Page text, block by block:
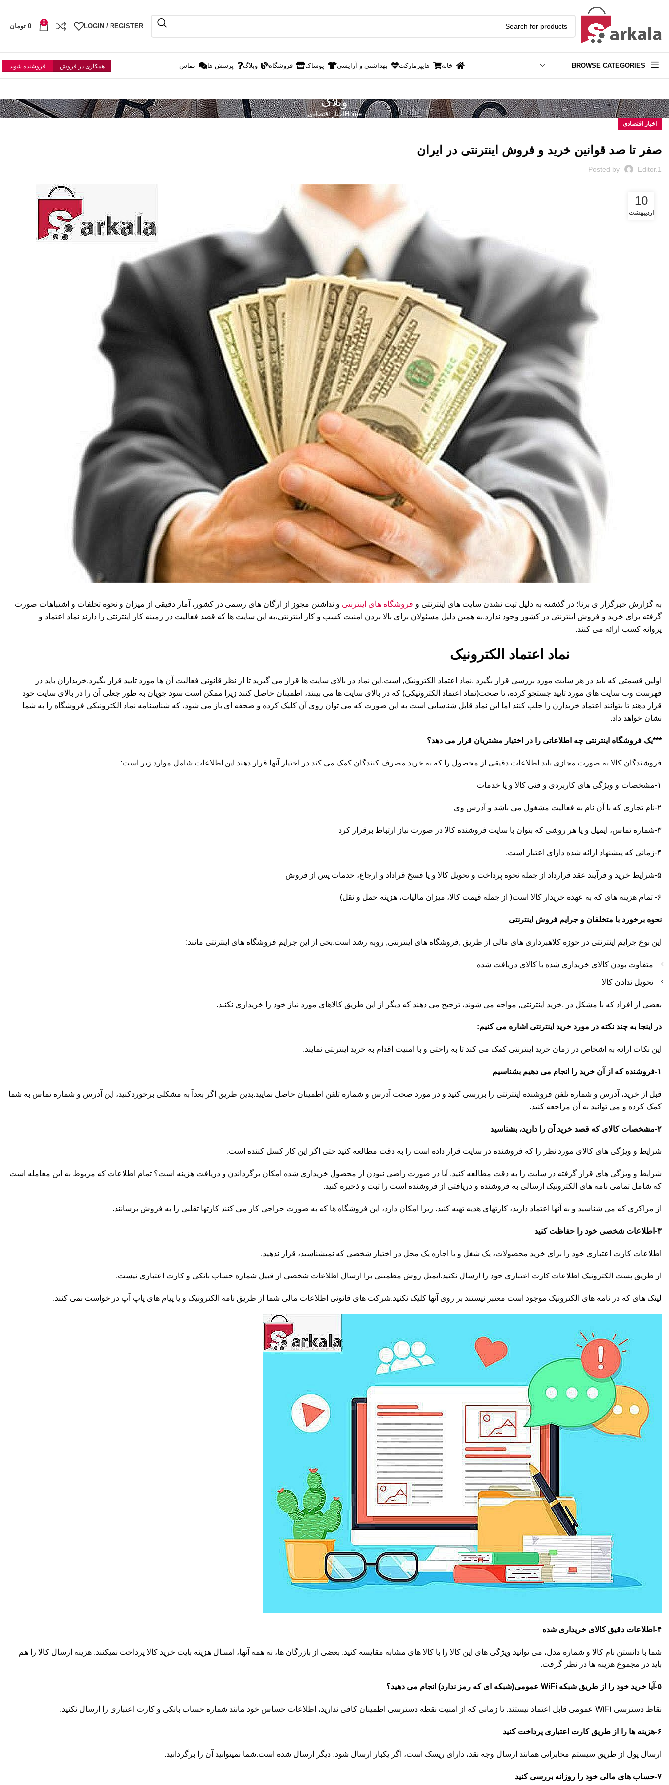
LOGIN / REGISTER
0
0 تومان
BROWSE CATEGORIES خانه هایپرمارکت بهداشتی و آرایشی پوشاک فروشگاه وبلاگ پرسش ها تماس همکاری در فروش فروشنده شوید
وبلاگ
Homeاخبار اقتصادی
اخبار اقتصادی
صفر تا صد قوانین خرید و فروش اینترنتی در ایران
Posted by Editor.1
10
اردیبهشت
به گزارش خبرگزار ی برنا؛ در گذشته به دلیل ثبت نشدن سایت های اینترنتی و فروشگاه های اینترنتی و نداشتن مجوز از ارگان های رسمی در کشور، آمار دقیقی از میزان و نحوه تخلفات و اشتباهات صورت
گرفته برای خرید و فروش اینترنتی در کشور وجود ندارد.به همین دلیل مسئولان برای بالا بردن امنیت کسب و کار اینترنتی،به این سایت ها که قصد فعالیت در زمینه کار اینترنتی را دارند نماد اعتماد و
پروانه کسب ارائه می کنند.
نماد اعتماد الکترونیک
اولین قسمتی که باید در هر سایت مورد بررسی قرار بگیرد ,نماد اعتماد الکترونیک, است.این نماد در بالای سایت ها قرار می گیرید تا از نظر قانونی فعالیت آن ها مورد تایید قرار بگیرد.خریداران باید در
فهرست وب سایت های مورد تایید جستجو کرده، تا صحت(نماد اعتماد الکترونیکی) که در بالای سایت ها می بینند، اطمینان حاصل کنند زیرا ممکن است سود جویان به طور جعلی آن را در بالای سایت خود
قرار دهند تا بتوانند اعتماد خریدارن را جلب کنند اما این نماد قابل شناسایی است به این صورت که می توان روی آن کلیک کرده و صحفه ای باز می شود، که شناسنامه نماد الکترونیکی فروشگاه را به شما
نشان خواهد داد.
***یک فروشگاه اینترنتی چه اطلاعاتی را در اختیار مشتریان قرار می دهد؟
فروشندگان کالا به صورت مجازی باید اطلاعات دقیقی از محصول را که به خرید مصرف کنندگان کمک می کند در اختیار آنها قرار دهند.این اطلاعات شامل موارد زیر است:
۱-مشخصات و ویژگی های کاربردی و فنی کالا و یا خدمات
۲-نام تجاری که با آن نام به فعالیت مشغول می باشد و آدرس وی
۳-شماره تماس، ایمیل و یا هر روشی که بتوان با سایت فروشنده کالا در صورت نیاز ارتباط برقرار کرد
۴-زمانی که پیشنهاد ارائه شده دارای اعتبار است.
۵-شرایط خرید و فرآیند عقد قرارداد از جمله نحوه پرداخت و تحویل کالا و یا فسخ قراداد و ارجاع، خدمات پس از فروش
۶- تمام هزینه های که به عهده خریدار کالا است( از جمله قیمت کالا، میزان مالیات، هزینه حمل و نقل)
نحوه برخورد با متخلفان و جرایم فروش اینترنتی
این نوع جرایم اینترنتی در حوزه کلاهبرداری های مالی از طریق ,فروشگاه های اینترنتی, روبه رشد است.بخی از این جرایم فروشگاه های اینترنتی مانند:
متفاوت بودن کالای خریداری شده با کالای دریافت شده
تحویل ندادن کالا
بعضی از افراد که با مشکل در ,خرید اینترنتی, مواجه می شوند، ترجیح می دهند که دیگر از این طریق کالاهای مورد نیاز خود را خریداری نکنند.
در اینجا به چند نکته در مورد خرید اینترنتی اشاره می کنیم:
این نکات ارائه به اشخاص در زمان خرید اینترنتی کمک می کند تا به راحتی و با امنیت اقدام به خرید اینترنتی نمایند.
۱-فروشنده که از آن خرید را انجام می دهیم بشناسیم
قبل از خرید، آدرس و شماره تلفن فروشنده اینترنتی را بررسی کنید و در مورد صحت آدرس و شماره تلفن اطمینان حاصل نمایید.بدین طریق اگر بعدآ به مشکلی برخوردکنید، این آدرس و شماره تماس به شما
کمک کرده و می توانید به آن مراجعه کنید.
۲-مشخصات کالای که قصد خرید آن را دارید، بشناسید
شرایط و ویژگی های کالای مورد نظر را که فروشنده در سایت قرار داده است را به دقت مطالعه کنید حتی اگر این کار کسل کننده است.
شرایط و ویژگی های قرار گرفته در سایت را به دقت مطالعه کنید. آیا در صورت راضی نبودن از محصول خریداری شده امکان برگرداندن و دریافت هزینه است؟ تمام اطلاعات که مربوط به این معامله است
که شامل تمامی نامه های الکترونیک ارسالی به فروشنده و دریافتی از فروشنده است را ثبت و ذخیره کنید.
از مراکزی که می شناسید و به آنها اعتماد دارید، کارتهای هدیه تهیه کنید. زیرا امکان دارد، این فروشگاه ها که به صورت حراجی کار می کنند کارتها تقلبی را به فروش برسانند.
۳-اطلاعات شخصی خود را حفاظت کنید
اطلاعات کارت اعتباری خود را برای خرید محصولات، یک شغل و یا اجاره یک محل در اختیار شخصی که نمیشناسید، قرار ندهید.
از طریق پست الکترونیک اطلاعات کارت اعتباری خود را ارسال نکنید.ایمیل روش مطمئنی برا ارسال اطلاعات شخصی از قبیل شماره حساب بانکی و کارت اعتباری نیست.
لینک های که در نامه های الکترونیک موجود است معتبر نیستند بر روی آنها کلیک نکنید.شرکت های قانونی اطلاعات مالی شما از طریق نامه الکترونیک و یا پیام های پاپ آپ در خواست نمی کنند.
۴-اطلاعات دقیق کالای خریداری شده
شما با دانستن نام کالا و شماره مدل، می توانید ویژگی های این کالا را با کالا های مشابه مقایسه کنید. بعضی از بازرگان ها، نه همه آنها، امسال هزینه بایت خرید کالا پرداخت نمیکنند. هزینه ارسال کالا را هم
باید در مجموع هزینه ها در نظر گرفت.
۵-آیا خرید خود را از طریق شبکه WiFi عمومی(شبکه ای که رمز ندارد) انجام می دهید؟
نقاط دسترسی WiFi عمومی قابل اعتماد نیستند. تا زمانی که از امنیت نقطه دسترسی اطمینان کافی ندارید، اطلاعات حساس خود مانند شماره حساب بانکی و کارت اعتباری را ارسال نکنید.
۶-هزینه ها را از طریق کارت اعتباری پرداخت کنید
ارسال پول از طریق سیستم مخابراتی همانند ارسال وجه نقد، دارای ریسک است، اگر یکبار ارسال شود، دیگر ارسال شده است.شما نمیتوانید آن را برگردانید.
۷-حساب های مالی خود را روزانه بررسی کنید